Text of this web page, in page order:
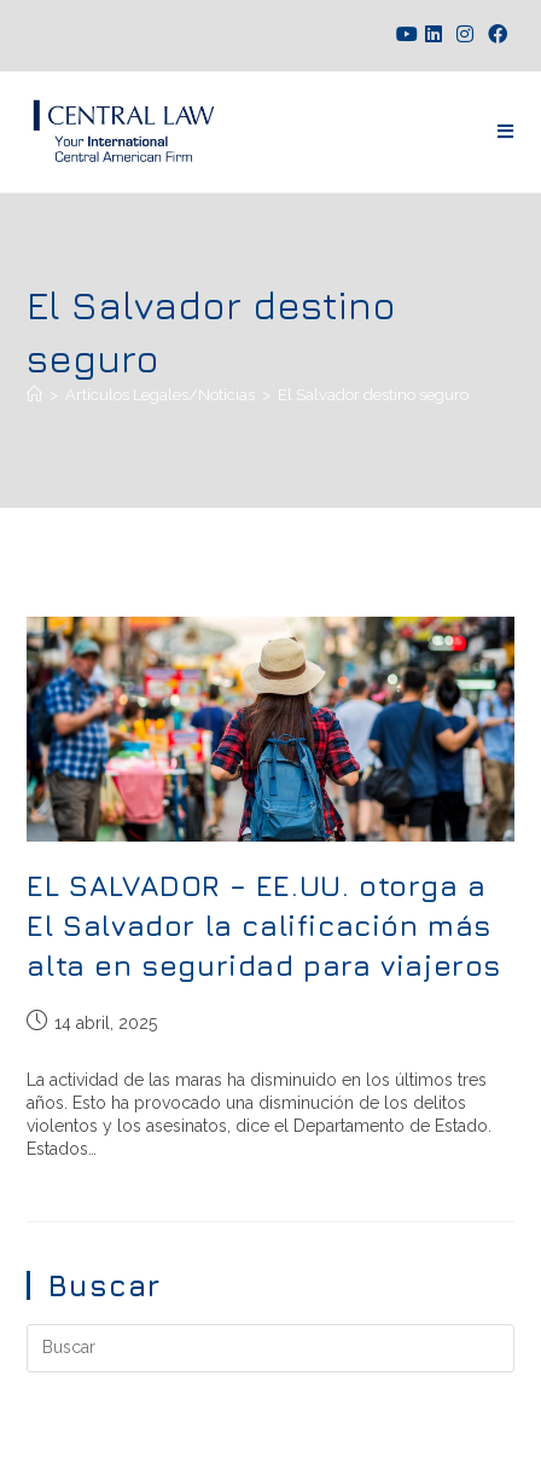
El Salvador destino
seguro
> Artículos Legales/Noticias > El Salvador destino seguro
EL SALVADOR – EE.UU. otorga a
El Salvador la calificación más
alta en seguridad para viajeros
14 abril, 2025
La actividad de las maras ha disminuido en los últimos tres
años. Esto ha provocado una disminución de los delitos
violentos y los asesinatos, dice el Departamento de Estado.
Estados…
Buscar